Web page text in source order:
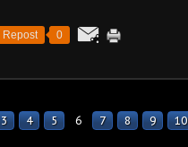
Repost 0
3 4 5 6 7 8 9 10